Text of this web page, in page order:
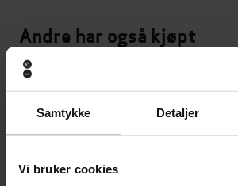
Samtykke Detaljer
Vi bruker cookies
Andre har også kjøpt